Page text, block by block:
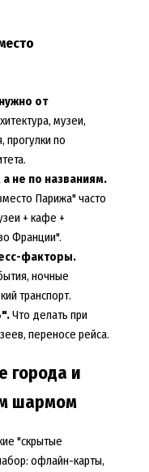
от
музеи,
прогулки по
не по названиям.
Парижа" часто
+ кафе +
Франции".
факторы.
ночные
транспорт.
Что делать при
переносе рейса.
города и
шармом
"скрытые
офлайн-карты,